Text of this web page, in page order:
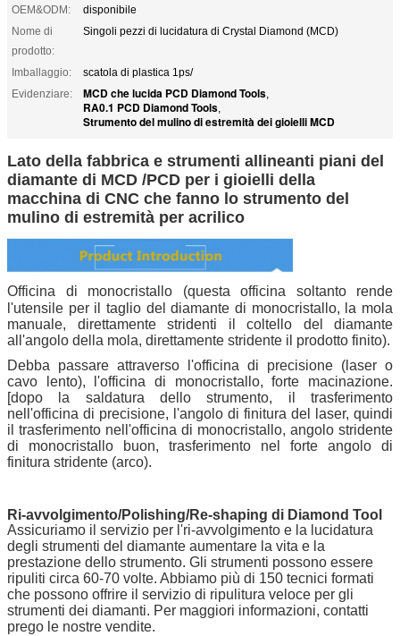
OEM&ODM:
disponibile
Nome di
prodotto:
Singoli pezzi di lucidatura di Crystal Diamond (MCD)
Imballaggio:
scatola di plastica 1ps/
Evidenziare:
MCD che lucida PCD Diamond Tools,
RA0.1 PCD Diamond Tools,
Strumento del mulino di estremità dei gioielli MCD
Lato della fabbrica e strumenti allineanti piani del
diamante di MCD /PCD per i gioielli della
macchina di CNC che fanno lo strumento del
mulino di estremità per acrilico
Officina di monocristallo (questa officina soltanto rende
l'utensile per il taglio del diamante di monocristallo, la mola
manuale, direttamente stridenti il coltello del diamante
all'angolo della mola, direttamente stridente il prodotto finito).
Debba passare attraverso l'officina di precisione (laser o
cavo lento), l'officina di monocristallo, forte macinazione.
[dopo la saldatura dello strumento, il trasferimento
nell'officina di precisione, l'angolo di finitura del laser, quindi
il trasferimento nell'officina di monocristallo, angolo stridente
di monocristallo buon, trasferimento nel forte angolo di
finitura stridente (arco).
Ri-avvolgimento/Polishing/Re-shaping di Diamond Tool
Assicuriamo il servizio per l'ri-avvolgimento e la lucidatura
degli strumenti del diamante aumentare la vita e la
prestazione dello strumento. Gli strumenti possono essere
ripuliti circa 60-70 volte. Abbiamo più di 150 tecnici formati
che possono offrire il servizio di ripulitura veloce per gli
strumenti dei diamanti. Per maggiori informazioni, contatti
prego le nostre vendite.